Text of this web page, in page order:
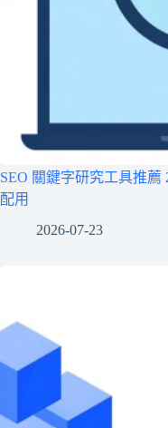
SEO 關鍵字研究工具推
配用
2026-07-23